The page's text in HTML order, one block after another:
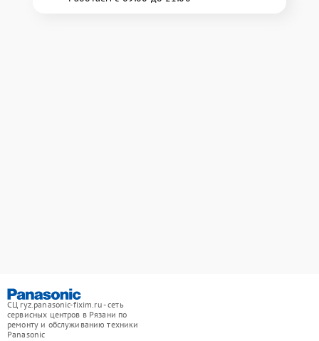
СЦ ryz.panasonic-fixim.ru - сеть
сервисных центров в Рязани по
ремонту и обслуживанию техники
Panasonic